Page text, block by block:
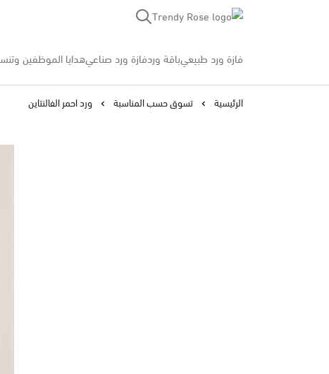
Trendy Rose
فازة ورد طبيعيباقة وردفازة ورد صناعيهدايا الموظفين
الرئيسية تسوق حسب المناسبة ورد احمر الفالنتاين